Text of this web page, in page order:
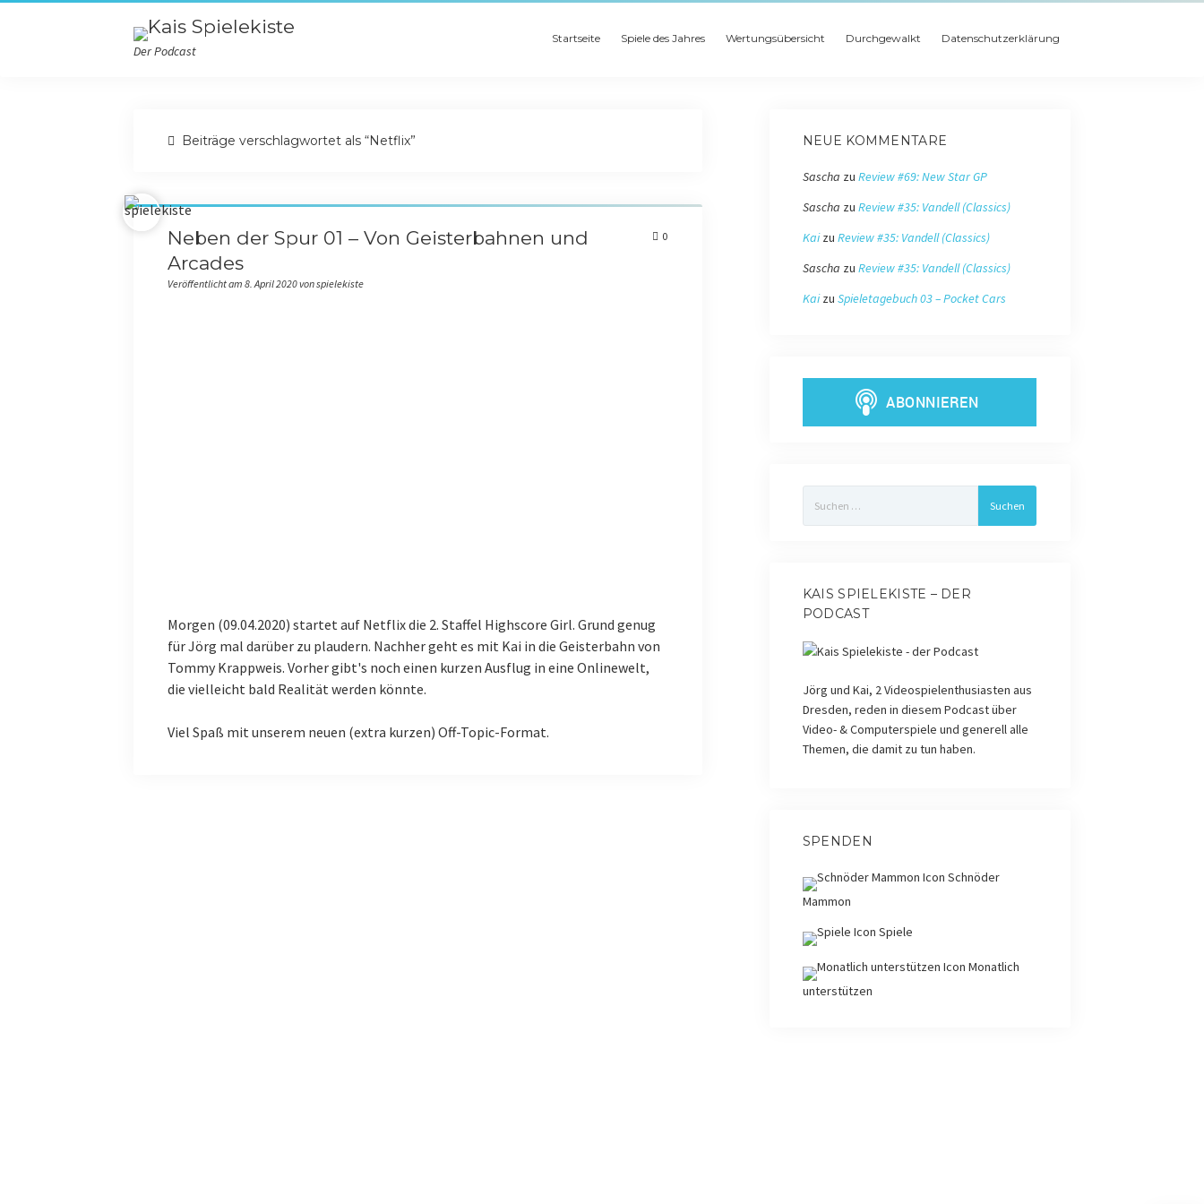
Der Podcast
Startseite Spiele des Jahres Wertungsübersicht Durchgewalkt Datenschutzerklärung
Beiträge verschlagwortet als “Netflix”
Neben der Spur 01 – Von Geisterbahnen und
Arcades
Veröffentlicht am 8. April 2020 von spielekiste
0
Morgen (09.04.2020) startet auf Netflix die 2. Staffel Highscore Girl. Grund genug
für Jörg mal darüber zu plaudern. Nachher geht es mit Kai in die Geisterbahn von
Tommy Krappweis. Vorher gibt's noch einen kurzen Ausflug in eine Onlinewelt,
die vielleicht bald Realität werden könnte.
Viel Spaß mit unserem neuen (extra kurzen) Off-Topic-Format.
NEUE KOMMENTARE
Sascha zu Review #69: New Star GP
Sascha zu Review #35: Vandell (Classics)
Kaizu Review #35: Vandell (Classics)
Sascha zu Review #35: Vandell (Classics)
Kaizu Spieletagebuch 03 – Pocket Cars
nach:
KAIS SPIELEKISTE – DER
PODCAST
Jörg und Kai, 2 Videospielenthusiasten aus
Dresden, reden in diesem Podcast über
Video- & Computerspiele und generell alle
Themen, die damit zu tun haben.
SPENDEN
Schnöder
Mammon
Spiele
Monatlich
unterstützen